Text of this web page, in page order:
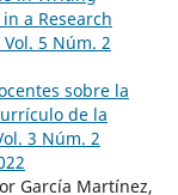
a Research
5 Núm. 2
sobre la
de la
3 Núm. 2
García Martínez,